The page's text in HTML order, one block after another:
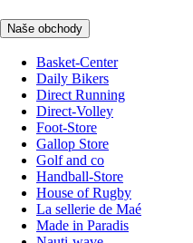
Naše obchody
Basket-Center
Daily Bikers
Direct Running
Direct-Volley
Foot-Store
Gallop Store
Golf and co
Handball-Store
House of Rugby
La sellerie de Maé
Made in Paradis